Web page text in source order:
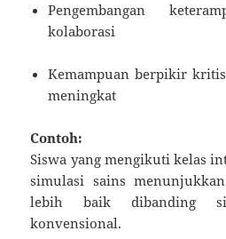
Pengembangan
kolaborasi
Kemampuan berpikir
meningkat
Contoh:
Siswa yang mengikuti kelas
simulasi sains
lebih baik dibanding
konvensional.